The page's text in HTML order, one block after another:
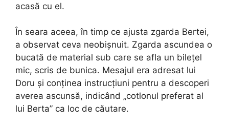
acasă cu el.
În seara aceea, în timp ce ajusta zgarda Bertei,
a observat ceva neobișnuit. Zgarda ascundea o
bucată de material sub care se afla un bilețel
mic, scris de bunica. Mesajul era adresat lui
Doru și conținea instrucțiuni pentru a descoperi
averea ascunsă, indicând „cotlonul preferat al
lui Berta” ca loc de căutare.